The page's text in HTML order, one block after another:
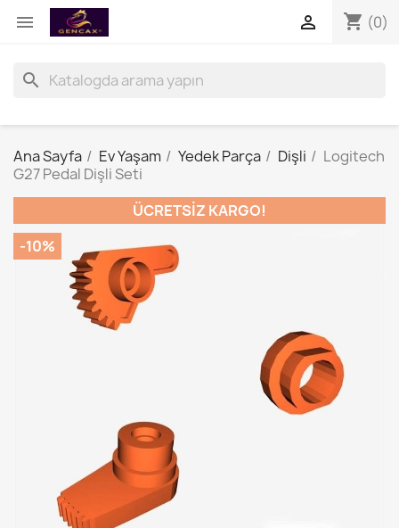
 shopping_cart (0)

search
Ana Sayfa Ev Yaşam Yedek Parça Dişli
Logitech
G27 Pedal Dişli Seti
ÜCRETSIZ KARGO!
-10%